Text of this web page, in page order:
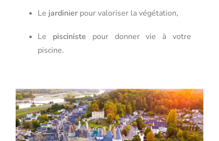
Le jardinier pour valoriser la végétation,
Le pisciniste pour donner vie à votre
piscine.